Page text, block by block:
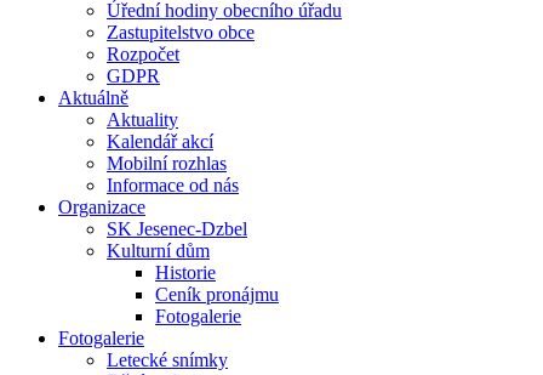
Úřední hodiny obecního úřadu
Zastupitelstvo obce
Rozpočet
GDPR
Aktuálně
Aktuality
Kalendář akcí
Mobilní rozhlas
Informace od nás
Organizace
SK Jesenec-Dzbel
Kulturní dům
Historie
Ceník pronájmu
Fotogalerie
Fotogalerie
Letecké snímky